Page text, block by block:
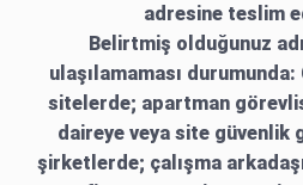
adresine teslim
Belirtmiş olduğunuz
ulaşılamaması
sitelerde; apartman
daireye veya site güvenlik
şirketlerde; çalışma